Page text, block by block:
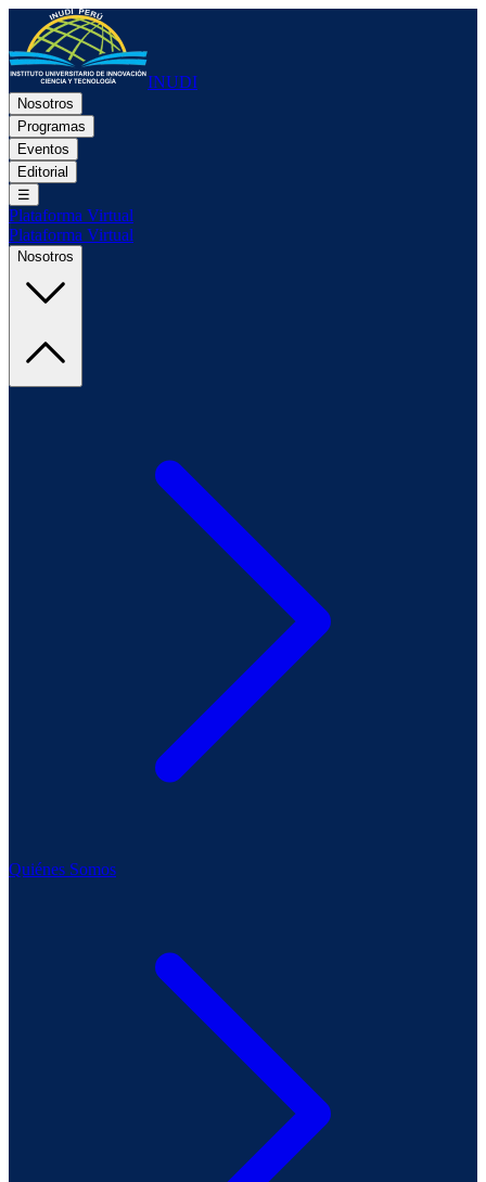
INUDI
Nosotros
Programas
Eventos
Editorial
☰
Plataforma Virtual
Plataforma Virtual
Nosotros
Quiénes Somos